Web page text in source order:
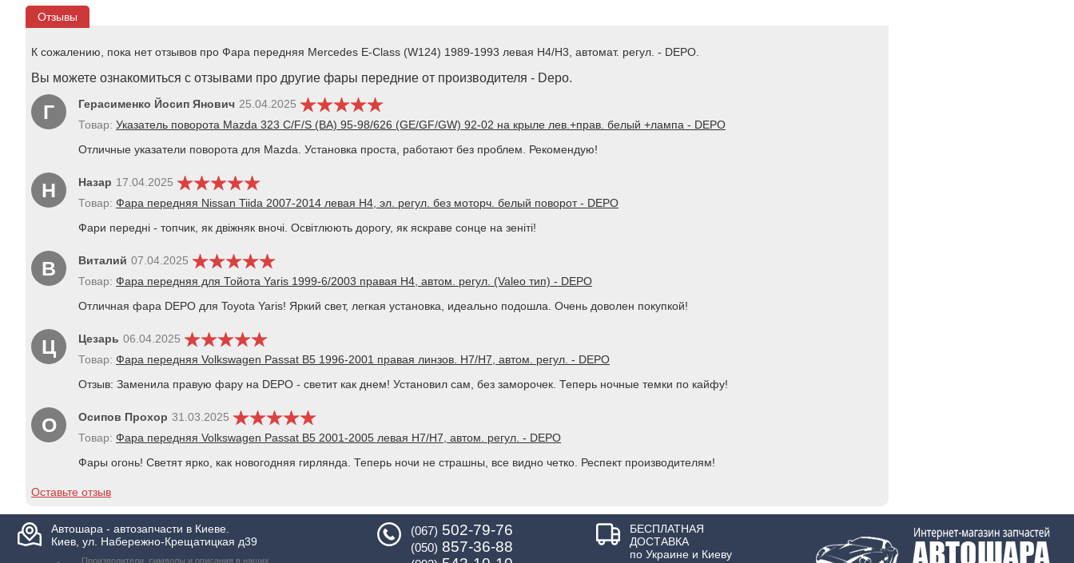
Отзывы
К сожалению, пока нет отзывов про Фара передняя Mercedes E-Class (W124) 1989-1993 левая H4/H3, автомат. регул. - DEPO.
Вы можете ознакомиться с отзывами про другие фары передние от производителя - Depo.
Г Герасименко Йосип Янович 25.04.2025
Товар: Указатель поворота Mazda 323 C/F/S (BА) 95-98/626 (GE/GF/GW) 92-02 на крыле лев.+прав. белый +лампа - DEPO
Отличные указатели поворота для Mazda. Установка проста, работают без проблем. Рекомендую!
Н Назар 17.04.2025
Товар: Фара передняя Nissan Tiida 2007-2014 левая H4, эл. регул. без моторч. белый поворот - DEPO
Фари передні - топчик, як двіжняк вночі. Освітлюють дорогу, як яскраве сонце на зеніті!
В Виталий 07.04.2025
Товар: Фара передняя для Тойота Yaris 1999-6/2003 правая H4, автом. регул. (Valeo тип) - DEPO
Отличная фара DEPO для Toyota Yaris! Яркий свет, легкая установка, идеально подошла. Очень доволен покупкой!
Ц Цезарь 06.04.2025
Товар: Фара передняя Volkswagen Passat B5 1996-2001 правая линзов. H7/H7, автом. регул. - DEPO
Отзыв: Заменила правую фару на DEPO - светит как днем! Установил сам, без заморочек. Теперь ночные темки по кайфу!
О Осипов Прохор 31.03.2025
Товар: Фара передняя Volkswagen Passat B5 2001-2005 левая H7/H7, автом. регул. - DEPO
Фары огонь! Светят ярко, как новогодняя гирлянда. Теперь ночи не страшны, все видно четко. Респект производителям!
Оставьте отзыв
Автошара - автозапчасти в Киеве.
Киев, ул. Набережно-Крещатицкая д39
Производители, символы и описания в наших
(067) 502-79-76
(050) 857-36-88
БЕСПЛАТНАЯ
ДОСТАВКА
по Украине и Киеву